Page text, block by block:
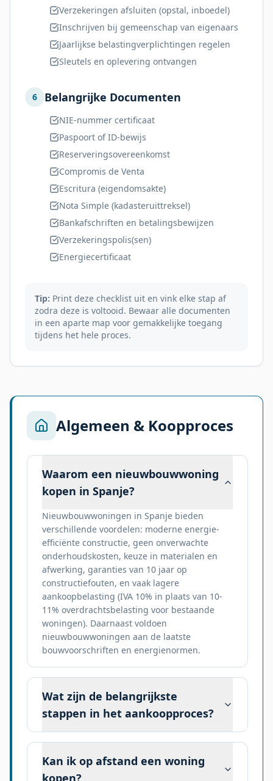
Verzekeringen afsluiten (opstal, inboedel)
Inschrijven bij gemeenschap van eigenaars
Jaarlijkse belastingverplichtingen regelen
Sleutels en oplevering ontvangen
6 Belangrijke Documenten
NIE-nummer certificaat
Paspoort of ID-bewijs
Reserveringsovereenkomst
Compromis de Venta
Escritura (eigendomsakte)
Nota Simple (kadasteruittreksel)
Bankafschriften en betalingsbewijzen
Verzekeringspolis(sen)
Energiecertificaat
Tip: Print deze checklist uit en vink elke stap af
zodra deze is voltooid. Bewaar alle documenten
in een aparte map voor gemakkelijke toegang
tijdens het hele proces.
Algemeen & Koopproces
Waarom een nieuwbouwwoning
kopen in Spanje?
Nieuwbouwwoningen in Spanje bieden
verschillende voordelen: moderne energie-
efficiënte constructie, geen onverwachte
onderhoudskosten, keuze in materialen en
afwerking, garanties van 10 jaar op
constructiefouten, en vaak lagere
aankoopbelasting (IVA 10% in plaats van 10-
11% overdrachtsbelasting voor bestaande
woningen). Daarnaast voldoen
nieuwbouwwoningen aan de laatste
bouwvoorschriften en energienormen.
Wat zijn de belangrijkste
stappen in het aankoopproces?
Kan ik op afstand een woning
kopen?